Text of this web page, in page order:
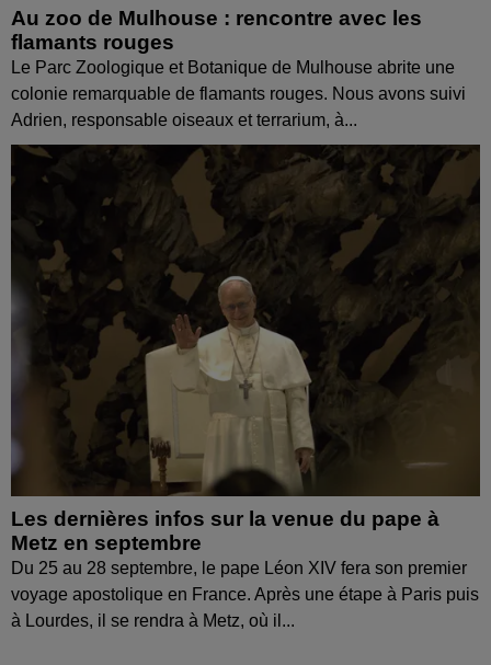
Au zoo de Mulhouse : rencontre avec les
flamants rouges
Le Parc Zoologique et Botanique de Mulhouse abrite une
colonie remarquable de flamants rouges. Nous avons suivi
Adrien, responsable oiseaux et terrarium, à...
Les dernières infos sur la venue du pape à
Metz en septembre
Du 25 au 28 septembre, le pape Léon XIV fera son premier
voyage apostolique en France. Après une étape à Paris puis
à Lourdes, il se rendra à Metz, où il...